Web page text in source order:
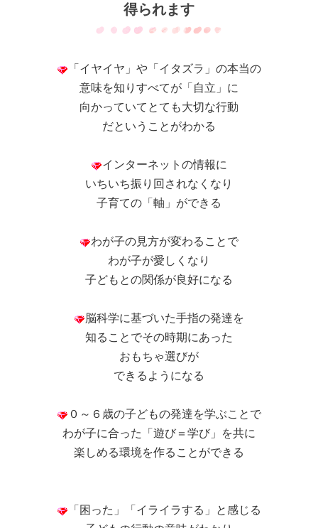
得られます
「イヤイヤ」や「イタズラ」の本当の
意味を知りすべてが「自立」に
向かっていてとても大切な行動
だということがわかる
インターネットの情報に
いちいち振り回されなくなり
子育ての「軸」ができる
わが子の見方が変わることで
わが子が愛しくなり
子どもとの関係が良好になる
脳科学に基づいた手指の発達を
知ることでその時期にあった
おもちゃ選びが
できるようになる
０～６歳の子どもの発達を学ぶことで
わが子に合った「遊び＝学び」を共に
楽しめる環境を作ることができる
「困った」「イライラする」と感じる